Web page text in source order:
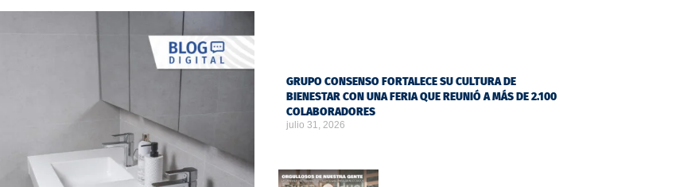
GRUPO CONSENSO FORTALECE SU CULTURA DE
BIENESTAR CON UNA FERIA QUE REUNIÓ A MÁS DE 2.100
COLABORADORES
julio 31, 2026